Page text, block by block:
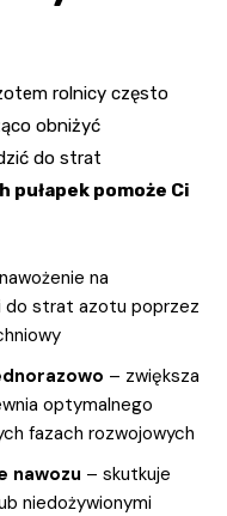
rolnicy często
obniżyć
do strat
pułapek pomoże Ci
na
do strat azotu poprzez
– zwiększa
optymalnego
fazach rozwojowych
nawozu – skutkuje
niedożywionymi